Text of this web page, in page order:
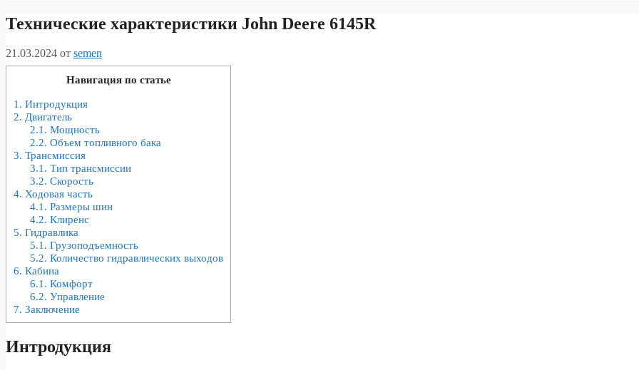
Технические характеристики John Deere 6145R
21.03.2024 от semen
Навигация по статье
1. Интродукция
2. Двигатель
2.1. Мощность
2.2. Объем топливного бака
3. Трансмиссия
3.1. Тип трансмиссии
3.2. Скорость
4. Ходовая часть
4.1. Размеры шин
4.2. Клиренс
5. Гидравлика
5.1. Грузоподъемность
5.2. Количество гидравлических выходов
6. Кабина
6.1. Комфорт
6.2. Управление
7. Заключение
Интродукция